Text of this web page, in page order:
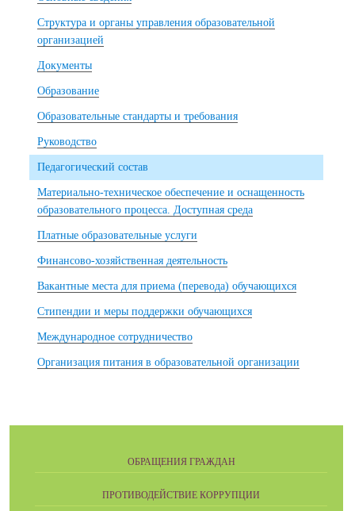
Структура и органы управления образовательной
организацией
Документы
Образование
Образовательные стандарты и требования
Руководство
Педагогический состав
Материально-техническое обеспечение и оснащенность
образовательного процесса. Доступная среда
Платные образовательные услуги
Финансово-хозяйственная деятельность
Вакантные места для приема (перевода) обучающихся
Стипендии и меры поддержки обучающихся
Международное сотрудничество
Организация питания в образовательной организации
ОБРАЩЕНИЯ ГРАЖДАН
ПРОТИВОДЕЙСТВИЕ КОРРУПЦИИ